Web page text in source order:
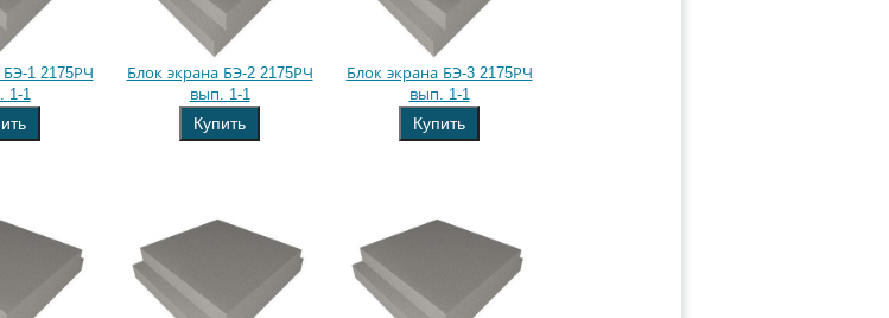
1 2175РЧ
1-1
Блок экрана БЭ-2 2175РЧ
вып. 1-1
Купить
Блок экрана БЭ-3 2175РЧ
вып. 1-1
Купить